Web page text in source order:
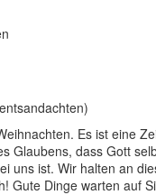
Es ist eine
Glaubens, dass Gott
uns ist. Wir halten an
Gute Dinge warten auf